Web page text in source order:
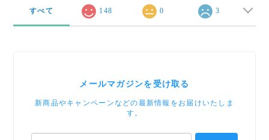
すべて 148 0 3
メールマガジンを受け取る
新商品やキャンペーンなどの最新情報をお届けいたしま
す。